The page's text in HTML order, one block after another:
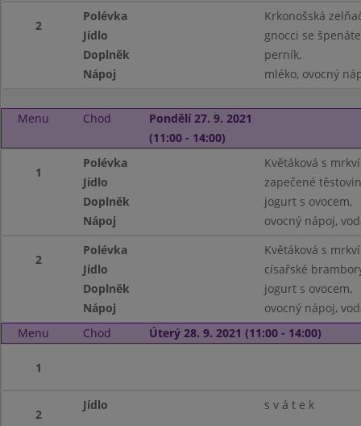
2
Polévka
Krkonošská
Jídlo
gnocci se
Doplněk
perník,
Nápoj
mléko, ovocný
Menu Chod
Pondělí 27. 9. 2021
(11:00 - 14:00)
1
Polévka
Květáková s
Jídlo
zapečené
Doplněk
jogurt s ovocem,
Nápoj
ovocný nápoj,
2
Polévka
Květáková s
Jídlo
císařské
Doplněk
jogurt s ovocem,
Nápoj
ovocný nápoj,
Menu
Chod Úterý 28. 9. 2021 (11:00 - 14:00)
1
2
Jídlo s v á t e k